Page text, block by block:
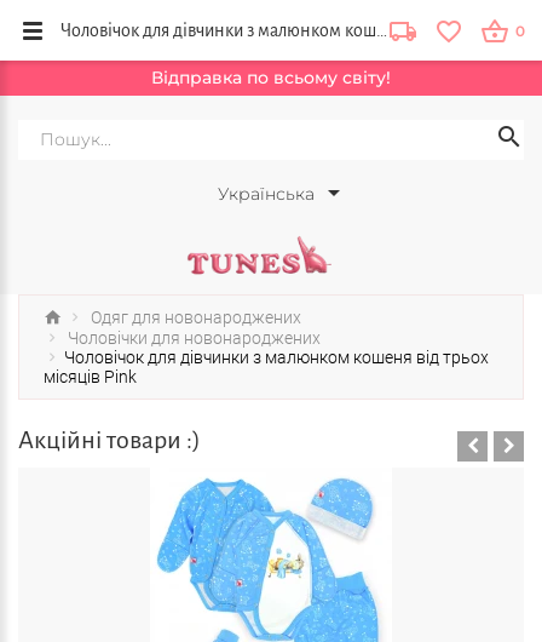
Відправка по всьому світу!
Українська
0
Одяг для новонароджених
Чоловічки для новонароджених
Чоловічок для дівчинки з малюнком кошеня від трьох
місяців Pink
Акційні товари :)